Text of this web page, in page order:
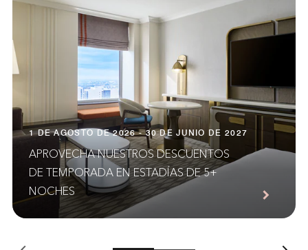
1 DE AGOSTO DE 2026 - 30 DE JUNIO DE 2027
APROVECHA NUESTROS DESCUENTOS
DE TEMPORADA EN ESTADÍAS DE 5+
NOCHES